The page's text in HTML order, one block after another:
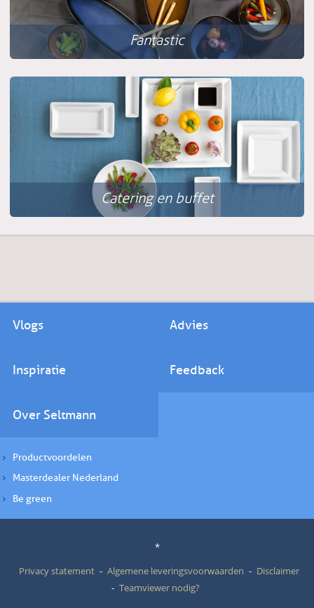
Fantastic
Catering en buffet
Vlogs Advies
Inspiratie Feedback
Over Seltmann
Productvoordelen
Masterdealer Nederland
Be green
*
Privacy statement
Algemene leveringsvoorwaarden
Disclaimer
Teamviewer nodig?